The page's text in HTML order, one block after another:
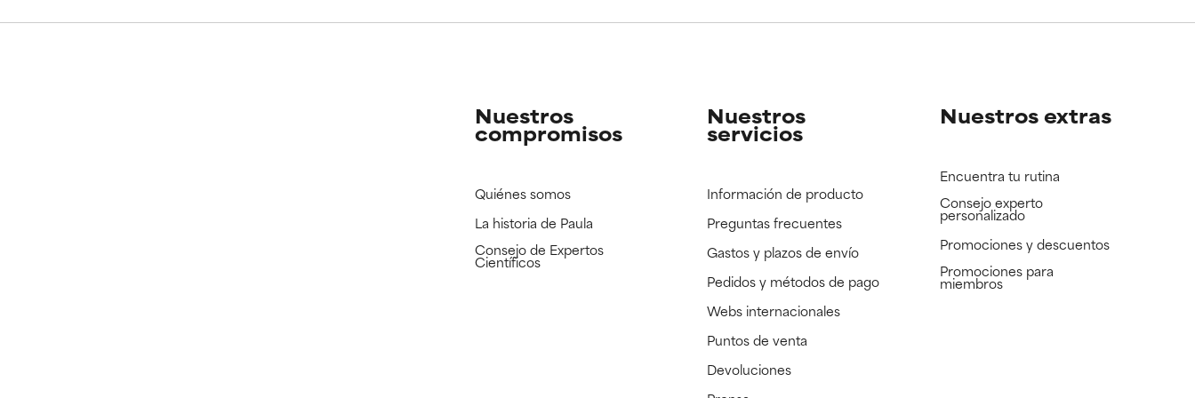
Ingrediente registrado, pero con la información científica disponible pendiente de revisar.
Ingrediente registrado, pero con la información científica disponible pendiente de revisar.
Nuestros
compromisos
Quiénes somos
La historia de Paula
Consejo de Expertos
Científicos
Nuestros
servicios
Información de producto
Preguntas frecuentes
Gastos y plazos de envío
Pedidos y métodos de pago
Webs internacionales
Puntos de venta
Devoluciones
Nuestros extras
Encuentra tu rutina
Consejo experto
personalizado
Promociones y descuentos​
Promociones para
miembros